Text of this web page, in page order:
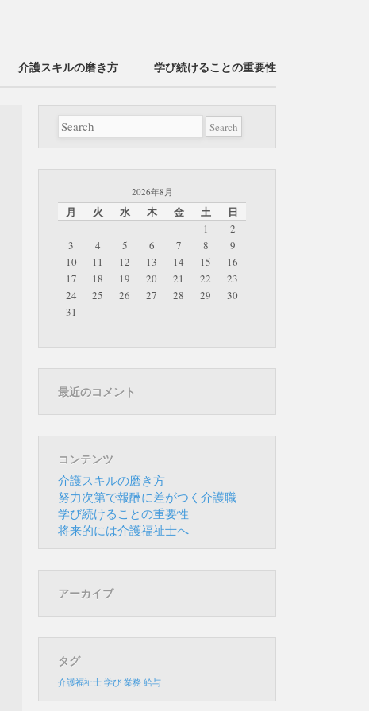
介護スキルの磨き方 学び続けることの重要性
2026年8月
月 火 水 木 金 土 日
1
2
3
4 5 6 7 8
9
10
11 12 13 14 15
16
17
18 19 20 21 22
23
24
25 26 27 28 29
30
31
最近のコメント
コンテンツ
介護スキルの磨き方
努力次第で報酬に差がつく介護職
学び続けることの重要性
将来的には介護福祉士へ
アーカイブ
タグ
介護福祉士 学び 業務 給与